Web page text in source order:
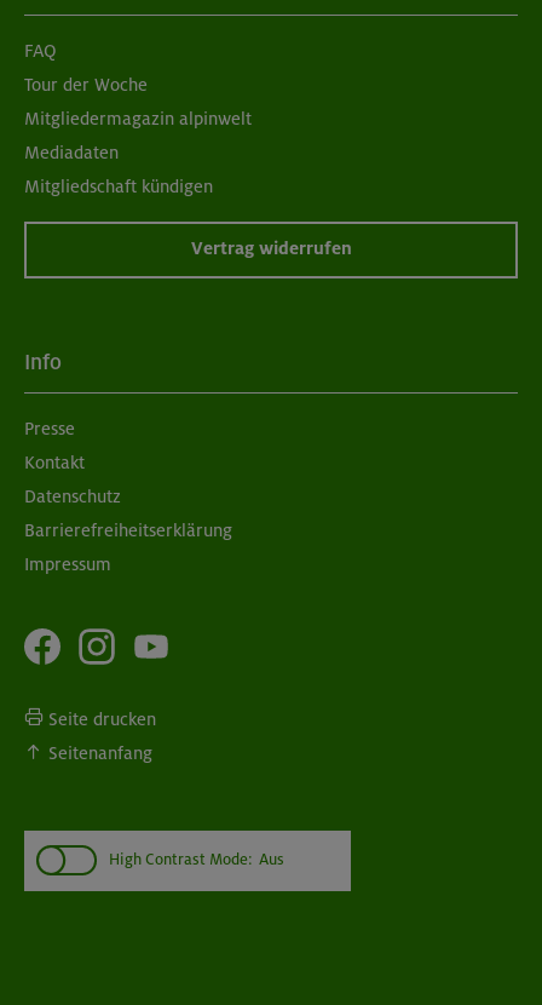
FAQ
Tour der Woche
Mitgliedermagazin alpinwelt
Mediadaten
Mitgliedschaft kündigen
Vertrag widerrufen
Info
Presse
Kontakt
Datenschutz
Barrierefreiheitserklärung
Impressum
Seite drucken
Seitenanfang
High Contrast Mode: Aus